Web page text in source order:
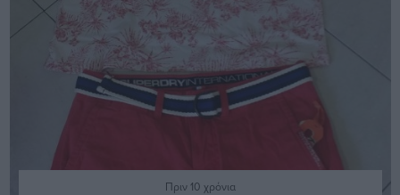
Πριν 10 χρόνια